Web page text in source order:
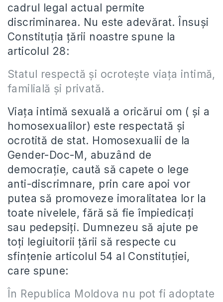
cadrul legal actual permite
discriminarea. Nu este adevărat. Însuşi
Constituţia ţării noastre spune la
articolul 28:
Statul respectă şi ocroteşte viaţa intimă,
familială şi privată.
Viaţa intimă sexuală a oricărui om ( şi a
homosexualilor) este respectată şi
ocrotită de stat. Homosexualii de la
Gender-Doc-M, abuzând de
democraţie, caută să capete o lege
anti-discrimnare, prin care apoi vor
putea să promoveze imoralitatea lor la
toate nivelele, fără să fie împiedicaţi
sau pedepsiţi. Dumnezeu să ajute pe
toţi legiuitorii ţării să respecte cu
sfinţenie articolul 54 al Constituţiei,
care spune:
În Republica Moldova nu pot fi adoptate